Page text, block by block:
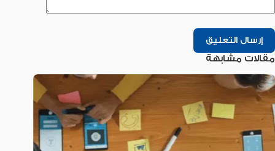
إرسال التعليق
مقالات مشابهة